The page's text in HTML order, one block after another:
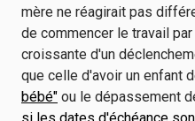
mère ne réagirait pas
de commencer le travail
croissante d'un
que celle d'avoir un enfant
bébé" ou le dépassement